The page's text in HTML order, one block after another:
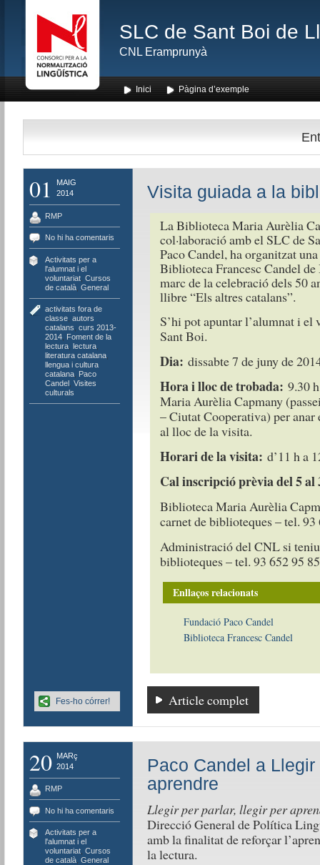
SLC de Sant Boi de
CNL Eramprunyà
Inici Pàgina d’exemple
01
MAIG
2014
RMP
No hi ha comentaris
Activitats per a
l'alumnat i el
voluntariat, Cursos
de català, General
activitats fora de
classe, autors
catalans curs 2013-
2014, Foment de la
lectura, lectura,
literatura catalana,
llengua i cultura
catalana, Paco
Candel, Visites
culturals
Visita guiada a la
La Biblioteca Maria Aurèlia
col·laboració amb el SLC de
Paco Candel, ha organitzat
Biblioteca Francesc Candel
marc de la celebració dels 50
llibre “Els altres catalans”.
S’hi pot apuntar l’alumnat i
Sant Boi.
Dia: dissabte 7 de juny de
Hora i lloc de trobada: 9.30
Maria Aurèlia Capmany
– Ciutat Cooperativa) per
al lloc de la visita.
Horari de la visita: d’11 h a
Cal inscripció prèvia del 5 al
Biblioteca Maria Aurèlia
carnet de biblioteques – tel. 93
Administració del CNL si
biblioteques – tel. 93 652 95 85
Enllaços relacionats
Fundació Paco Candel
Biblioteca Francesc Candel
Article complet
Fes-ho córrer!
20
MARç
2014
RMP
No hi ha comentaris
Activitats per a
l'alumnat i el
voluntariat, Cursos
de català, General
Paco Candel a
aprendre
Llegir per parlar, llegir per
Direcció General de Política
amb la finalitat de reforçar
la lectura.